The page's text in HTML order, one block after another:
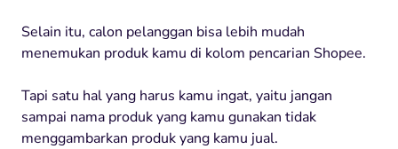
Selain itu, calon pelanggan bisa lebih mudah
menemukan produk kamu di kolom pencarian Shopee.
Tapi satu hal yang harus kamu ingat, yaitu jangan
sampai nama produk yang kamu gunakan tidak
menggambarkan produk yang kamu jual.